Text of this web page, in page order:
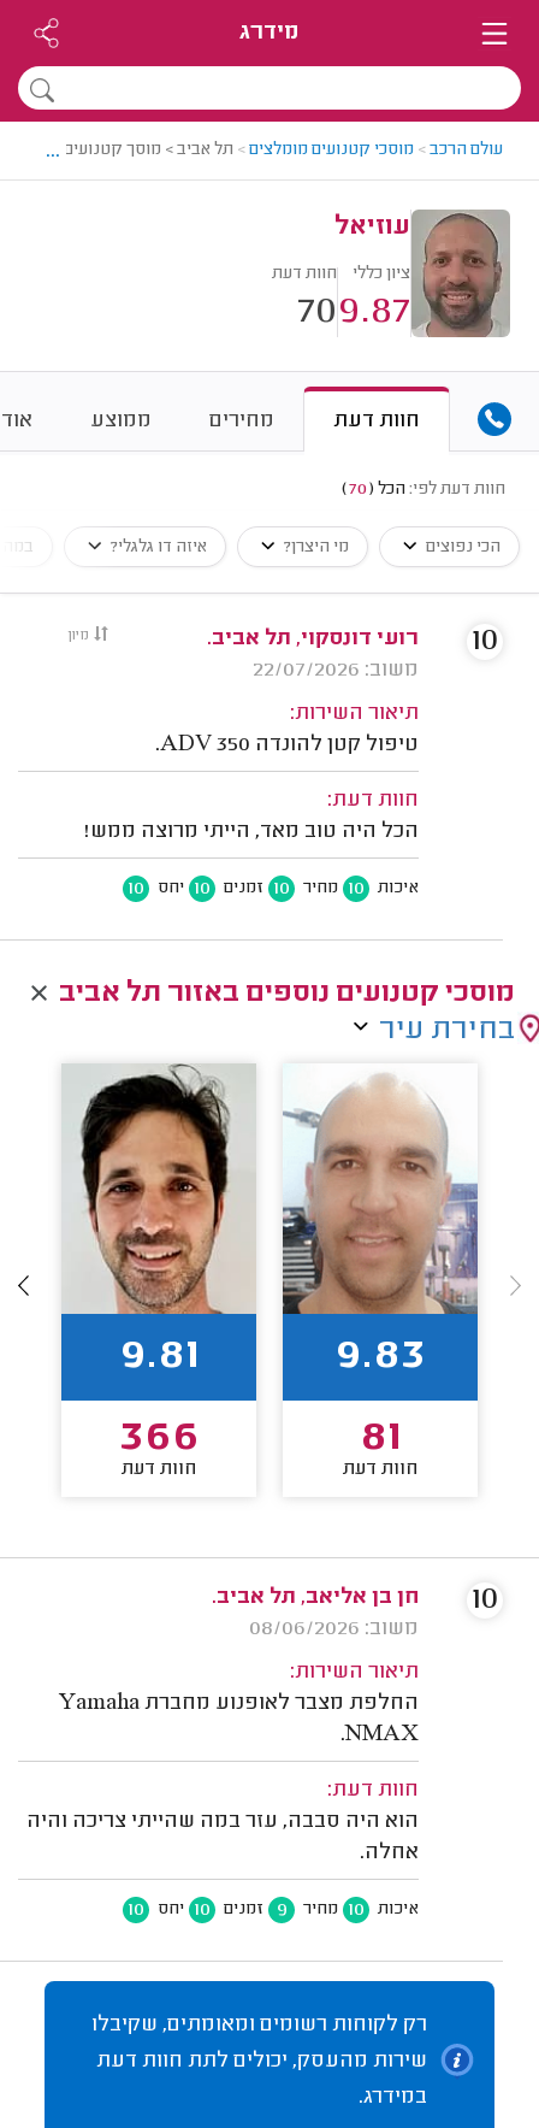
מידרג
עולם הרכב> מוסכי קטנועים מומלצים> תל אביב > מוסך קטנועים מומלץ -
...
עוזיאל
ציון כללי
9.87
חוות דעת
70
חוות דעת מחירים ממוצע
חוות דעת לפי: הכל (
70
)
הכי נפוצים מי היצרן? איזה דו גלגלי? במה
מיון
רועי דונסקוי, תל אביב.
משוב: 22/07/2026
תיאור השירות:
טיפול קטן להונדה ADV 350.
חוות דעת:
הכל היה טוב מאד, הייתי מרוצה ממש!
איכות 10 מחיר 10 זמנים 10 יחס 10
10
מוסכי קטנועים נוספים באזור תל אביב
בחירת עיר
9.83
81
חוות דעת
9.81
366
חוות דעת
חן בן אליאב, תל אביב.
משוב: 08/06/2026
תיאור השירות:
החלפת מצבר לאופנוע מחברת Yamaha
NMAX.
חוות דעת:
הוא היה סבבה, עזר במה שהייתי צריכה והיה
אחלה.
איכות 10 מחיר 9 זמנים 10 יחס 10
10
רק לקוחות רשומים ומאומתים, שקיבלו
שירות מהעסק, יכולים לתת חוות דעת
במידרג.